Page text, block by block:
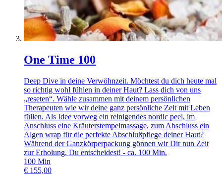
One Time 100
Deep Dive in deine Verwöhnzeit. Möchtest du dich heute mal
so richtig wohl fühlen in deiner Haut? Lass dich von uns
„reseten“. Wähle zusammen mit deinem persönlichen
Therapeuten wie wir deine ganz persönliche Zeit mit Leben
füllen. Als Idee vorweg ein reinigendes nordic peel, im
Anschluss eine Kräuterstempelmassage, zum Abschluss ein
Algen wrap für die perfekte Abschlußpflege deiner Haut?
Während der Ganzkörperpackung gönnen wir Dir nun Zeit
zur Erholung. Du entscheidest! - ca. 100 Min.
100 Min
€ 155,00